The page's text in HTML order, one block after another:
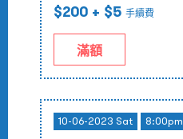
$200 + $5 手續費
滿額
10-06-2023 Sat 8:00pm